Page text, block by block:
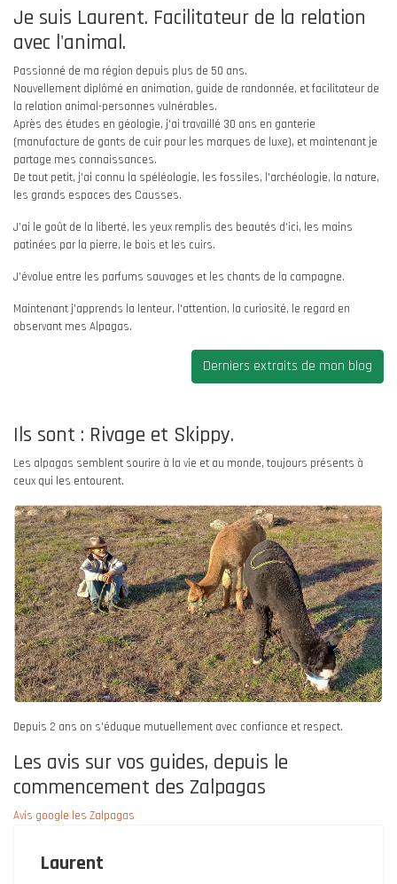
Je suis Laurent. Facilitateur de la relation
avec l'animal.
Passionné de ma région depuis plus de 50 ans.
Nouvellement diplômé en animation, guide de randonnée, et facilitateur de
la relation animal-personnes vulnérables.
Après des études en géologie, j'ai travaillé 30 ans en ganterie
(manufacture de gants de cuir pour les marques de luxe), et maintenant je
partage mes connaissances.
De tout petit, j'ai connu la spéléologie, les fossiles, l'archéologie, la nature,
les grands espaces des Causses.
J’ai le goût de la liberté, les yeux remplis des beautés d’ici, les mains
patinées par la pierre, le bois et les cuirs.
J’évolue entre les parfums sauvages et les chants de la campagne.
Maintenant j'apprends la lenteur, l'attention, la curiosité, le regard en
observant mes Alpagas.
Derniers extraits de mon blog
Ils sont : Rivage et Skippy.
Les alpagas semblent sourire à la vie et au monde, toujours présents à
ceux qui les entourent.
Depuis 2 ans on s'éduque mutuellement avec confiance et respect.
Les avis sur vos guides, depuis le
commencement des Zalpagas
Avis google les Zalpagas
Laurent